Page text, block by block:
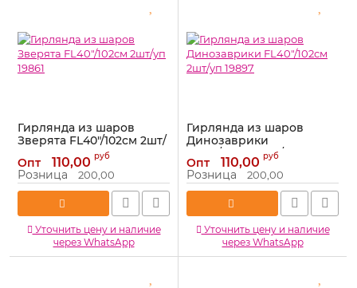
Гирлянда из шаров
Зверята FL40"/102см 2шт/
Артикул: 19861
Опт 110,00 руб
Розница 200,00
Уточнить цену и наличие
через WhatsApp
Гирлянда из шаров
Динозаврики
FL40"/102см 2шт/уп 19897
Артикул: 19897
Опт 110,00 руб
Розница 200,00
Уточнить цену и наличие
через WhatsApp